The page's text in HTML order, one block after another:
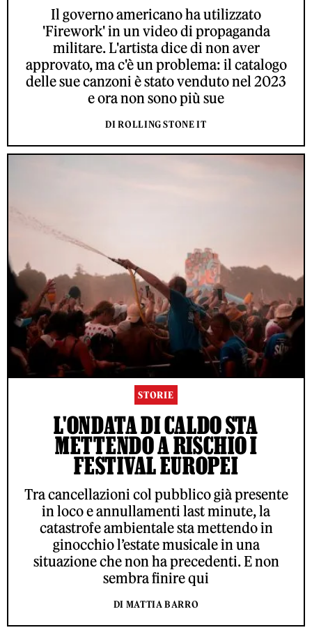
Il governo americano ha utilizzato
'Firework' in un video di propaganda
militare. L'artista dice di non aver
approvato, ma c'è un problema: il catalogo
delle sue canzoni è stato venduto nel 2023
e ora non sono più sue
DI ROLLING STONE IT
STORIE
L'ONDATA DI CALDO STA
METTENDO A RISCHIO I
FESTIVAL EUROPEI
Tra cancellazioni col pubblico già presente
in loco e annullamenti last minute, la
catastrofe ambientale sta mettendo in
ginocchio l’estate musicale in una
situazione che non ha precedenti. E non
sembra finire qui
DI MATTIA BARRO